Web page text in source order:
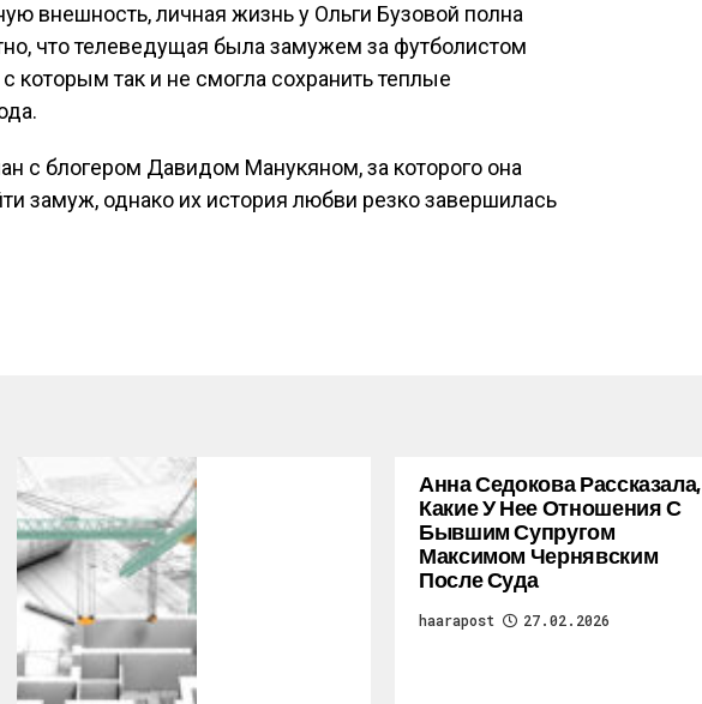
внешность, личная жизнь у Ольги Бузовой полна
что телеведущая была замужем за футболистом
которым так и не смогла сохранить теплые
с блогером Давидом Манукяном, за которого она
замуж, однако их история любви резко завершилась
Анна Седокова Рассказала,
Какие У Нее Отношения С
Бывшим Супругом
Максимом Чернявским
После Суда
haarapost 27.02.2026